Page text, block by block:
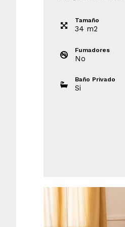
Tamaño
34 m2
Fumadores
No
Baño Privado
Si